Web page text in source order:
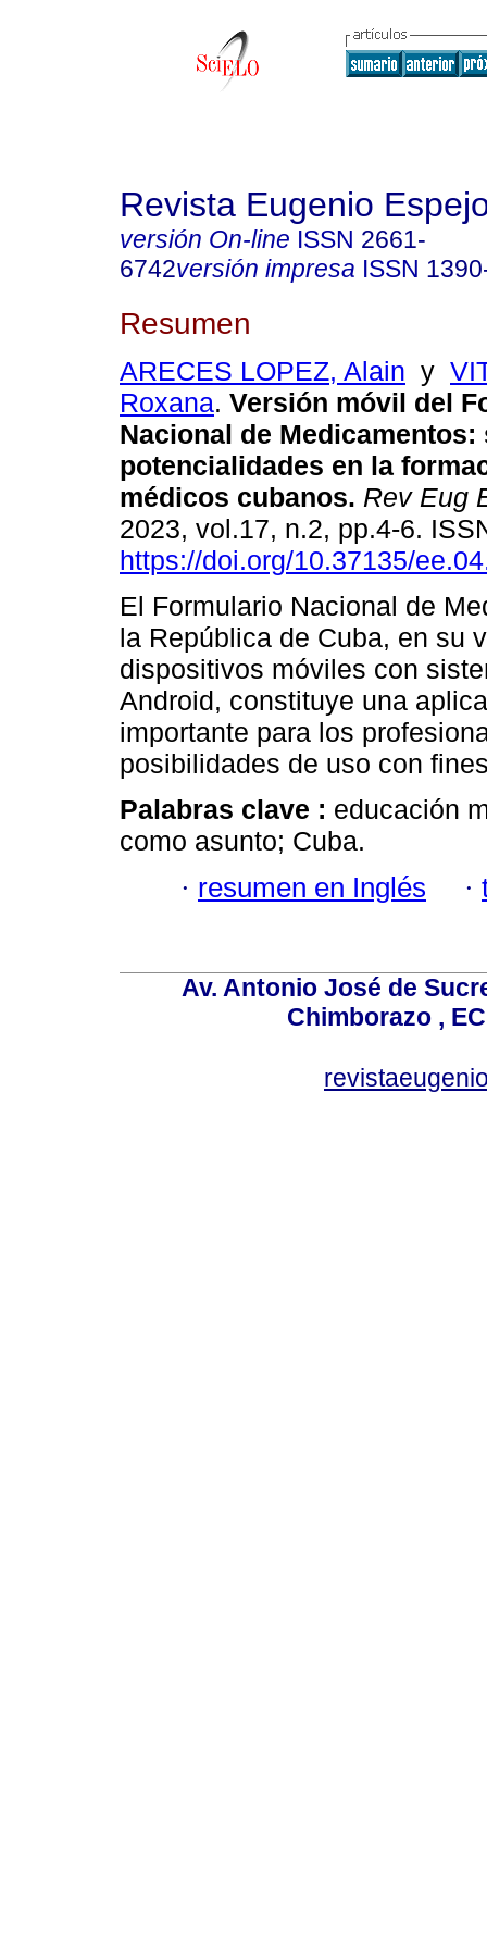
Revista Eugenio
versión On-line ISSN 2661-
6742versión impresa ISSN
Resumen
ARECES LOPEZ, Alain y
Roxana. Versión móvil del
Nacional de Medicamentos:
potencialidades en la
médicos cubanos. Rev Eug
2023, vol.17, n.2, pp.4-6.
https://doi.org/10.37135/
El Formulario Nacional de
la República de Cuba, en su
dispositivos móviles con
Android, constituye una
importante para los
posibilidades de uso con
Palabras clave : educación
como asunto; Cuba.
· resumen en Inglés ·
Av. Antonio José de
Chimborazo ,